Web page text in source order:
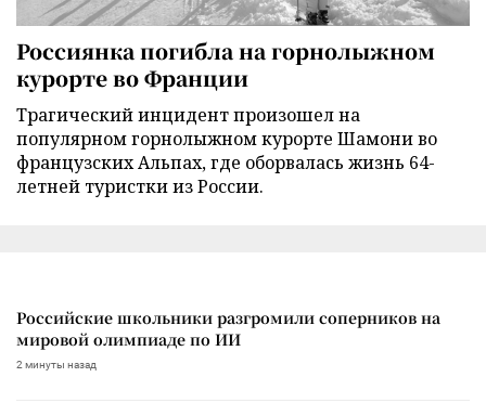
Россиянка погибла на горнолыжном
курорте во Франции
Трагический инцидент произошел на
популярном горнолыжном курорте Шамони во
французских Альпах, где оборвалась жизнь 64-
летней туристки из России.
Российские школьники разгромили соперников на
мировой олимпиаде по ИИ
2 минуты назад